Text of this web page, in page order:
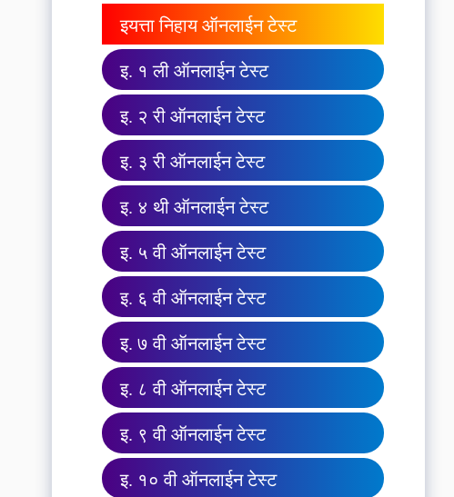
इयत्ता निहाय ऑनलाईन टेस्ट
इ. १ ली ऑनलाईन टेस्ट
इ. २ री ऑनलाईन टेस्ट
इ. ३ री ऑनलाईन टेस्ट
इ. ४ थी ऑनलाईन टेस्ट
इ. ५ वी ऑनलाईन टेस्ट
इ. ६ वी ऑनलाईन टेस्ट
इ. ७ वी ऑनलाईन टेस्ट
इ. ८ वी ऑनलाईन टेस्ट
इ. ९ वी ऑनलाईन टेस्ट
इ. १० वी ऑनलाईन टेस्ट